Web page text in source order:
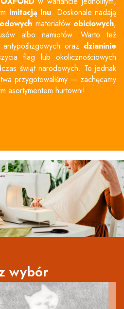
imitacją lnu. Doskonale nadają
materiałów obiciowych,
albo namiotów. Warto też
antypoślizgowych oraz dzianinie
flag lub okolicznościowych
świąt narodowych. To jednak
przygotowaliśmy — zachęcamy
asortymentem hurtowni!
wybór